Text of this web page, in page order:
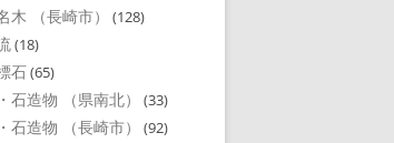
木 （長崎市） (128)
(18)
石(65)
石造物 （県南北） (33)
石造物 （長崎市） (92)